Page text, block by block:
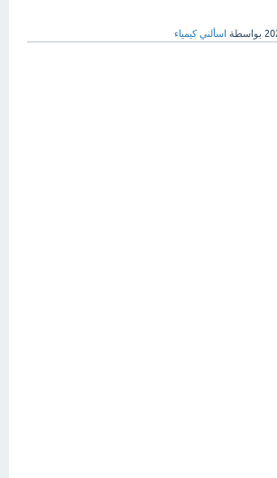
بواسطة اسألني كيمياء